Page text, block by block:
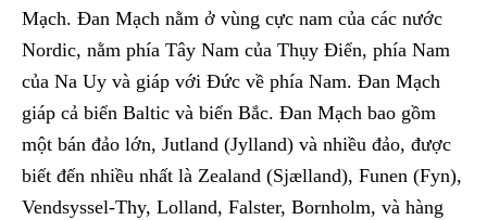
Mạch. Đan Mạch nằm ở vùng cực nam của các nước
Nordic, nằm phía Tây Nam của Thụy Điển, phía Nam
của Na Uy và giáp với Đức về phía Nam. Đan Mạch
giáp cả biển Baltic và biển Bắc. Đan Mạch bao gồm
một bán đảo lớn, Jutland (Jylland) và nhiều đảo, được
biết đến nhiều nhất là Zealand (Sjælland), Funen (Fyn),
Vendsyssel-Thy, Lolland, Falster, Bornholm, và hàng